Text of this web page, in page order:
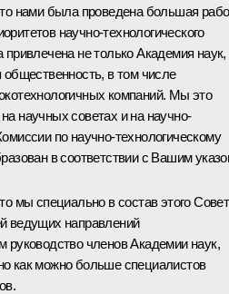
нами была проведена большая
научно-технологического
не только Академия наук,
в том числе
компаний. Мы это
научных советах и на научно-
по научно-технологическому
в соответствии с Вашим
мы специально в состав этого
ведущих направлений
руководство членов Академии наук,
как можно больше специалистов